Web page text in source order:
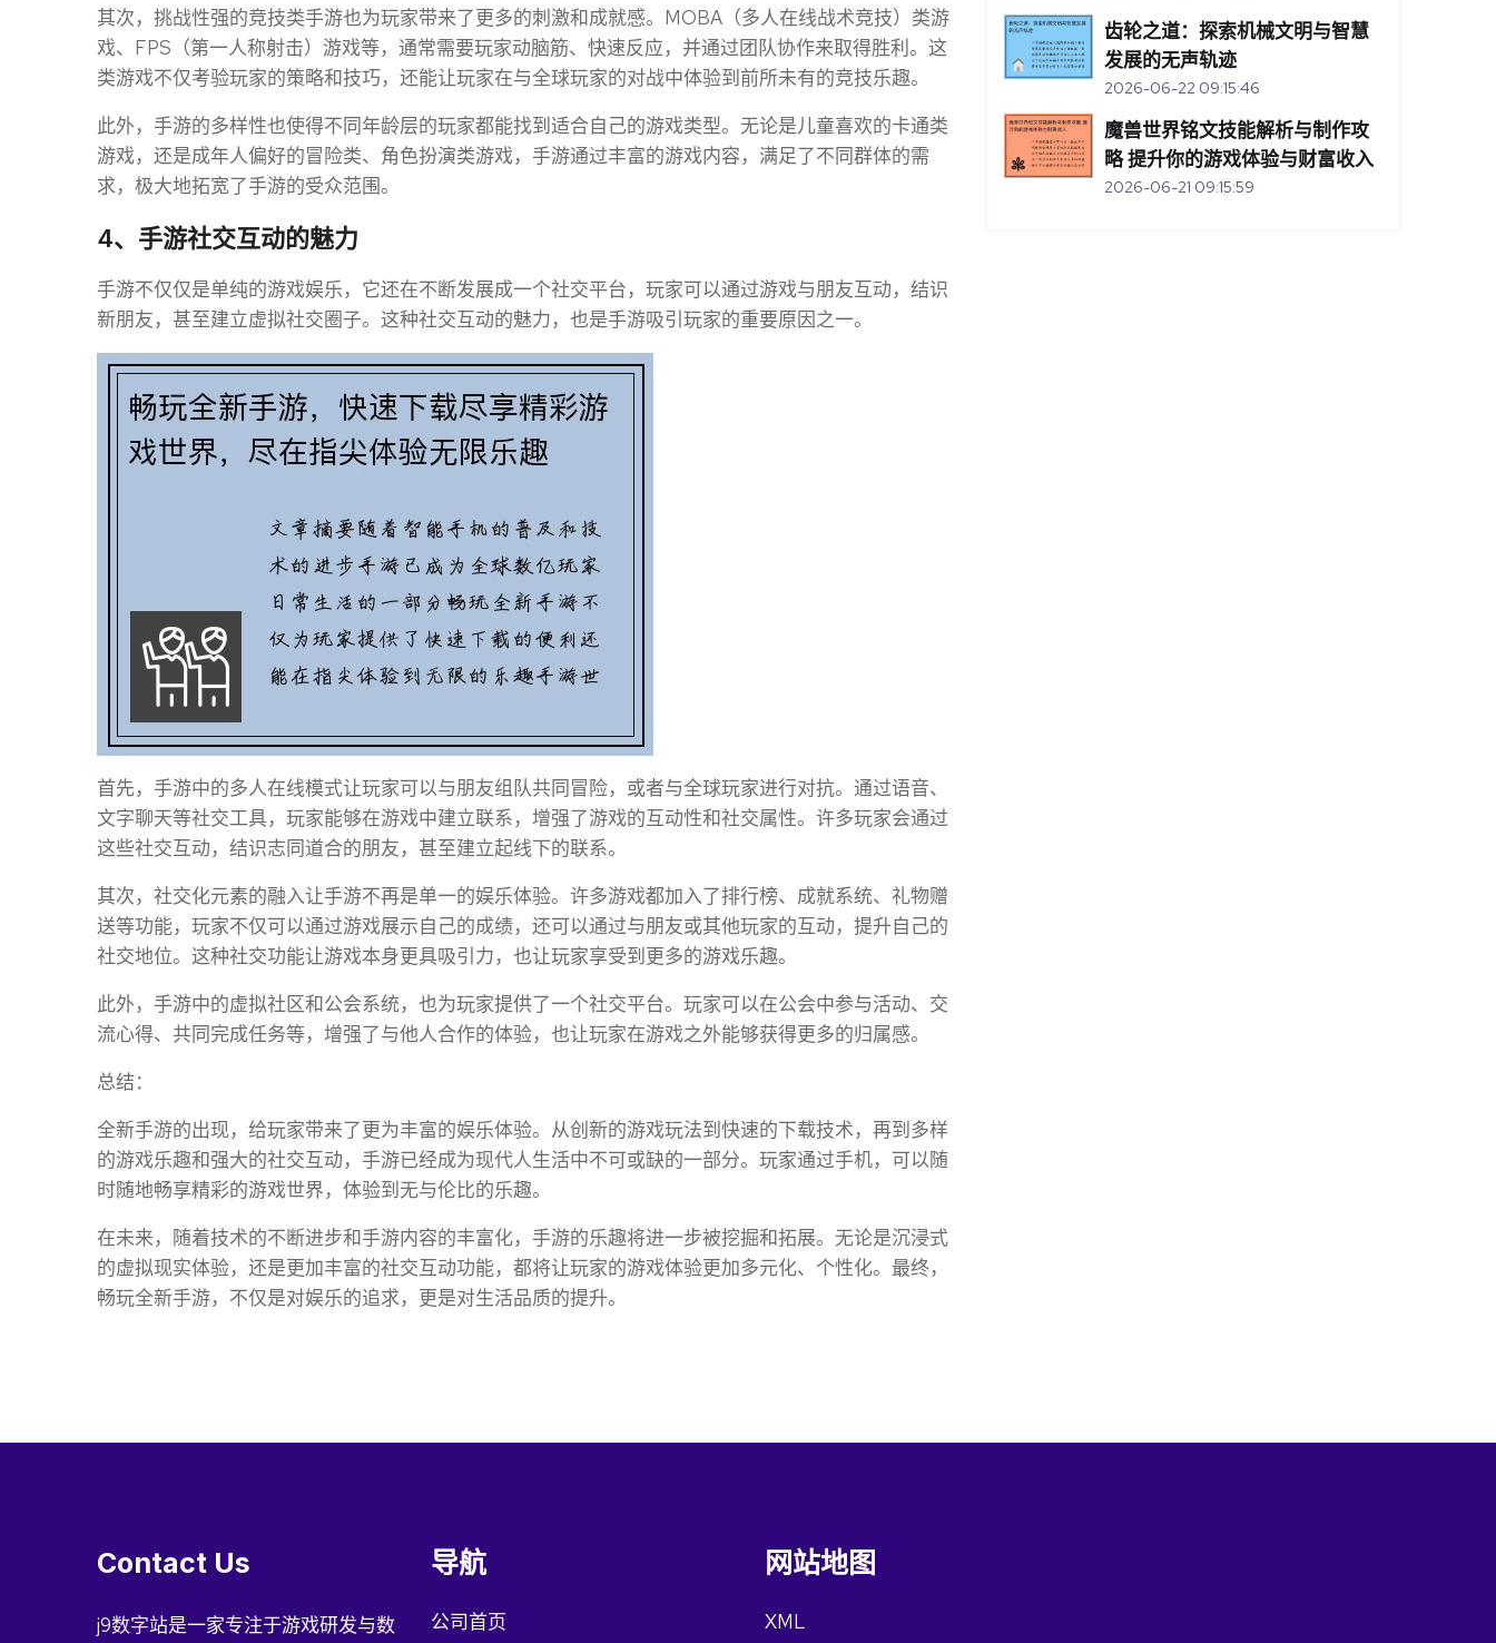
其次，挑战性强的竞技类手游也为玩家带来了更多的刺激和成就感。MOBA（多人在线战术竞技）类游
戏、FPS（第一人称射击）游戏等，通常需要玩家动脑筋、快速反应，并通过团队协作来取得胜利。这
类游戏不仅考验玩家的策略和技巧，还能让玩家在与全球玩家的对战中体验到前所未有的竞技乐趣。
此外，手游的多样性也使得不同年龄层的玩家都能找到适合自己的游戏类型。无论是儿童喜欢的卡通类
游戏，还是成年人偏好的冒险类、角色扮演类游戏，手游通过丰富的游戏内容，满足了不同群体的需
求，极大地拓宽了手游的受众范围。
4、手游社交互动的魅力
手游不仅仅是单纯的游戏娱乐，它还在不断发展成一个社交平台，玩家可以通过游戏与朋友互动，结识
新朋友，甚至建立虚拟社交圈子。这种社交互动的魅力，也是手游吸引玩家的重要原因之一。
首先，手游中的多人在线模式让玩家可以与朋友组队共同冒险，或者与全球玩家进行对抗。通过语音、
文字聊天等社交工具，玩家能够在游戏中建立联系，增强了游戏的互动性和社交属性。许多玩家会通过
这些社交互动，结识志同道合的朋友，甚至建立起线下的联系。
其次，社交化元素的融入让手游不再是单一的娱乐体验。许多游戏都加入了排行榜、成就系统、礼物赠
送等功能，玩家不仅可以通过游戏展示自己的成绩，还可以通过与朋友或其他玩家的互动，提升自己的
社交地位。这种社交功能让游戏本身更具吸引力，也让玩家享受到更多的游戏乐趣。
此外，手游中的虚拟社区和公会系统，也为玩家提供了一个社交平台。玩家可以在公会中参与活动、交
流心得、共同完成任务等，增强了与他人合作的体验，也让玩家在游戏之外能够获得更多的归属感。
总结：
全新手游的出现，给玩家带来了更为丰富的娱乐体验。从创新的游戏玩法到快速的下载技术，再到多样
的游戏乐趣和强大的社交互动，手游已经成为现代人生活中不可或缺的一部分。玩家通过手机，可以随
时随地畅享精彩的游戏世界，体验到无与伦比的乐趣。
在未来，随着技术的不断进步和手游内容的丰富化，手游的乐趣将进一步被挖掘和拓展。无论是沉浸式
的虚拟现实体验，还是更加丰富的社交互动功能，都将让玩家的游戏体验更加多元化、个性化。最终，
畅玩全新手游，不仅是对娱乐的追求，更是对生活品质的提升。
齿轮之道：探索机械文明与智慧
发展的无声轨迹
2026-06-22 09:15:46
魔兽世界铭文技能解析与制作攻
略 提升你的游戏体验与财富收入
2026-06-21 09:15:59
Contact Us
j9数字站是一家专注于游戏研发与数
导航
公司首页
网站地图
XML